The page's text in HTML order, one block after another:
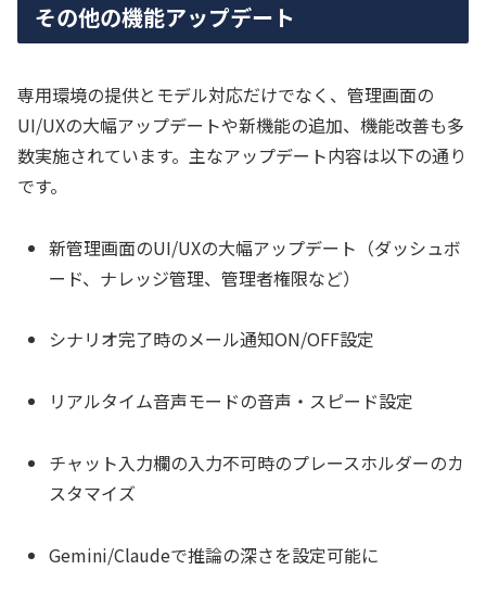
その他の機能アップデート
専用環境の提供とモデル対応だけでなく、管理画面の
UI/UXの大幅アップデートや新機能の追加、機能改善も多
数実施されています。主なアップデート内容は以下の通り
です。
新管理画面のUI/UXの大幅アップデート（ダッシュボ
ード、ナレッジ管理、管理者権限など）
シナリオ完了時のメール通知ON/OFF設定
リアルタイム音声モードの音声・スピード設定
チャット入力欄の入力不可時のプレースホルダーのカ
スタマイズ
Gemini/Claudeで推論の深さを設定可能に